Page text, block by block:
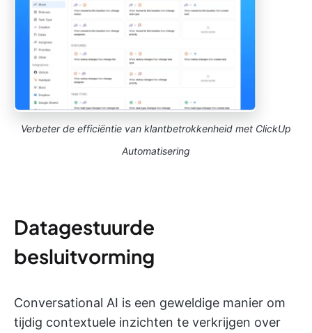
Verbeter de efficiëntie van klantbetrokkenheid met ClickUp
Automatisering
Datagestuurde
besluitvorming
Conversational AI is een geweldige manier om
tijdig contextuele inzichten te verkrijgen over